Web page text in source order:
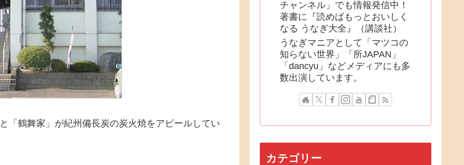
「鶴舞家」が紀州備長炭の炭火焼をアピールしてい
チャンネル」でも情報発信中！
著書に『読めばもっとおいしく
なる うなぎ大全』（講談社）
うなぎマニアとして「マツコの
知らない世界」「所JAPAN」
「dancyu」などメディアにも多
数出演しています。
カテゴリー